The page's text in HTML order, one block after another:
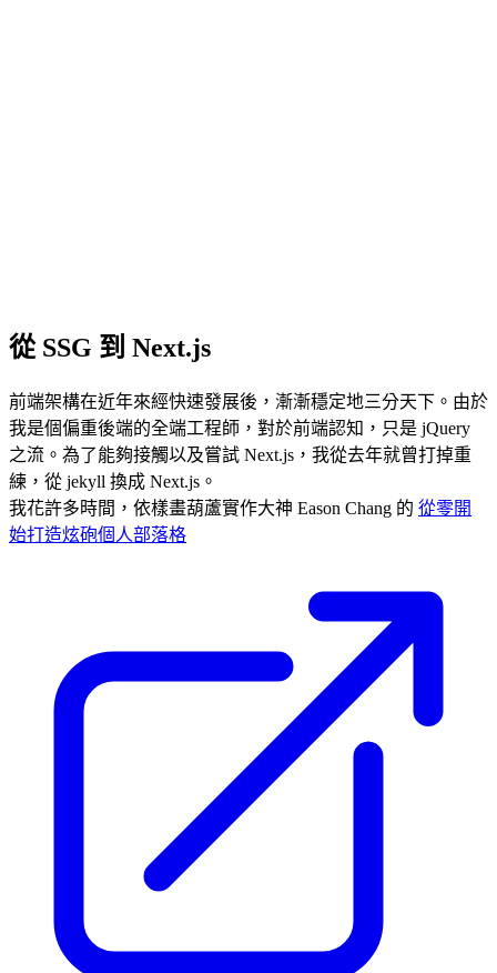
從 SSG 到 Next.js
前端架構在近年來經快速發展後，漸漸穩定地三分天下。由於
我是個偏重後端的全端工程師，對於前端認知，只是 jQuery
之流。為了能夠接觸以及嘗試 Next.js，我從去年就曾打掉重
練，從 jekyll 換成 Next.js。
我花許多時間，依樣畫葫蘆實作大神 Eason Chang 的 從零開
始打造炫砲個人部落格